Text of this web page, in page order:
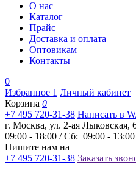
О нас
Каталог
Прайс
Доставка и оплата
Оптовикам
Контакты
0
Избранное 1 Личный кабинет
Корзина 0
+7 495 720-31-38 Написать в
г. Москва, ул. 2-ая Лыковская,
09:00 - 18:00 / Сб: 09:00 - 13:00
Пишите нам на
+7 495 720-31-38 Заказать